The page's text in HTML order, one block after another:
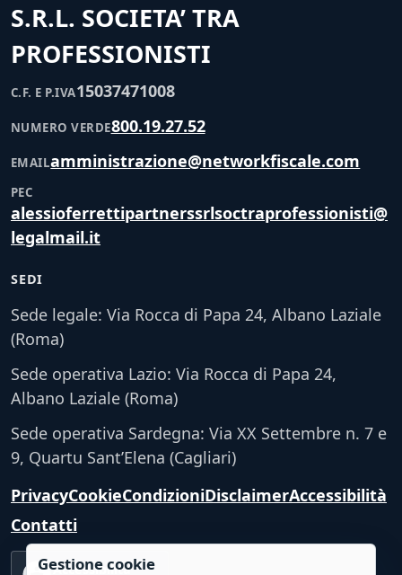
S.R.L. SOCIETA’ TRA
PROFESSIONISTI
C.F. E P.IVA15037471008
NUMERO VERDE800.19.27.52
EMAILamministrazione@networkfiscale.com
PEC
alessioferrettipartnerssrlsoctraprofessionisti@
legalmail.it
SEDI
Sede legale: Via Rocca di Papa 24, Albano Laziale
(Roma)
Sede operativa Lazio: Via Rocca di Papa 24,
Albano Laziale (Roma)
Sede operativa Sardegna: Via XX Settembre n. 7 e
9, Quartu Sant’Elena (Cagliari)
PrivacyCookieCondizioniDisclaimerAccessibilità
Contatti
Accessibilità
Gestione cookie